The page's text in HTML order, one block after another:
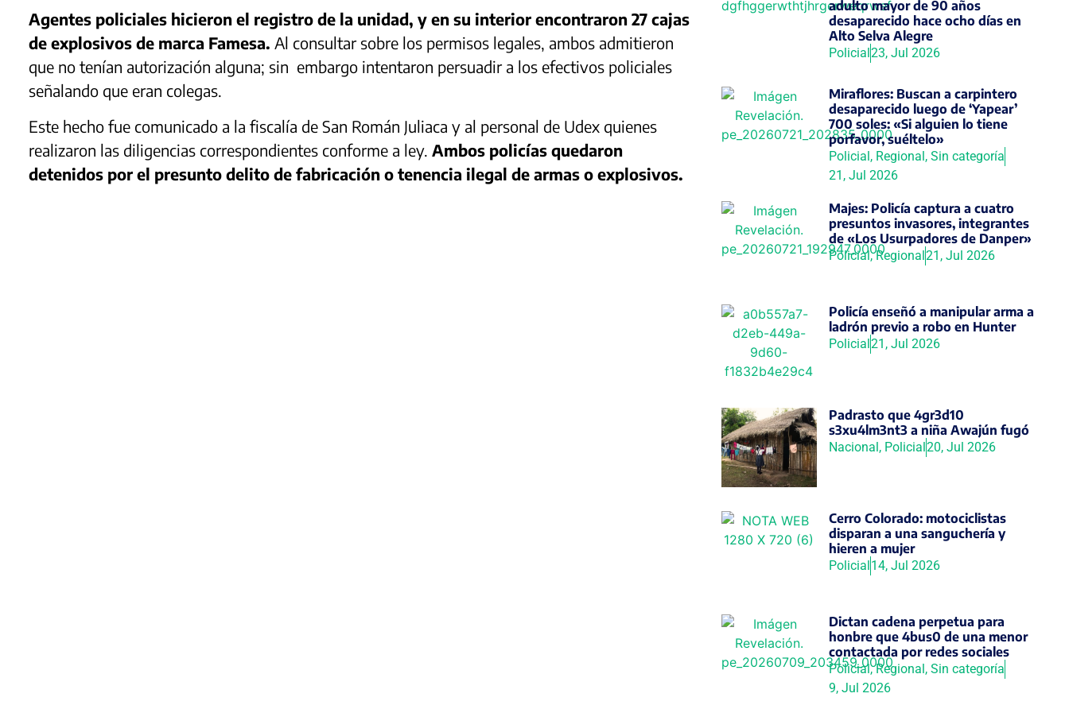
adulto mayor de 90 años
desaparecido hace ocho días en
Alto Selva Alegre
Policial23, Jul 2026
Miraflores: Buscan a carpintero
desaparecido luego de ‘Yapear’
700 soles: «Si alguien lo tiene
porfavor, suéltelo»
Policial, Regional, Sin categoría
21, Jul 2026
Majes: Policía captura a cuatro
presuntos invasores, integrantes
de «Los Usurpadores de Danper»
Policial,Regional21, Jul 2026
Policía enseñó a manipular arma a
ladrón previo a robo en Hunter
Policial21, Jul 2026
Padrasto que 4gr3d10
s3xu4lm3nt3 a niña Awajún fugó
Nacional, Policial20, Jul 2026
Cerro Colorado: motociclistas
disparan a una sanguchería y
hieren a mujer
Policial14, Jul 2026
Dictan cadena perpetua para
honbre que 4bus0 de una menor
contactada por redes sociales
Policial,Regional, Sin categoría
9, Jul 2026
Agentes policiales hicieron el registro de la unidad, y en su interior encontraron 27 cajas
de explosivos de marca Famesa. Al consultar sobre los permisos legales, ambos admitieron
que no tenían autorización alguna; sin embargo intentaron persuadir a los efectivos policiales
señalando que eran colegas.
Este hecho fue comunicado a la fiscalía de San Román Juliaca y al personal de Udex quienes
realizaron las diligencias correspondientes conforme a ley. Ambos policías quedaron
detenidos por el presunto delito de fabricación o tenencia ilegal de armas o explosivos.